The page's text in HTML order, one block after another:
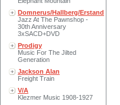
Domnerus/Hallberg/Erstand
Jazz At The Pawnshop -
30th Anniversary
3xSACD+DVD
Prodigy
Music For The Jilted
Generation
Jackson Alan
Freight Train
V/A
Klezmer Music 1908-1927